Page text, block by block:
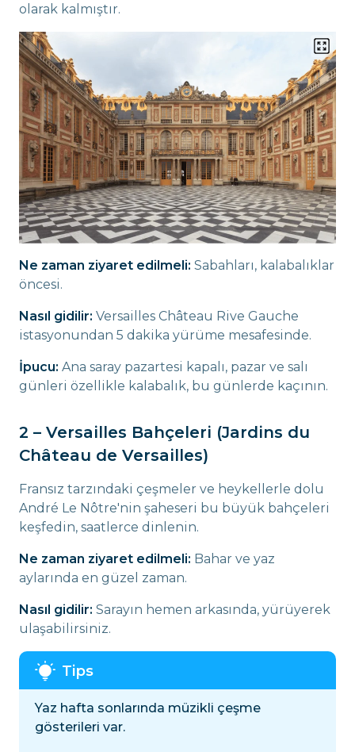
olarak kalmıştır.
Ne zaman ziyaret edilmeli: Sabahları, kalabalıklar
öncesi.
Nasıl gidilir: Versailles Château Rive Gauche
istasyonundan 5 dakika yürüme mesafesinde.
İpucu: Ana saray pazartesi kapalı, pazar ve salı
günleri özellikle kalabalık, bu günlerde kaçının.
2 – Versailles Bahçeleri (Jardins du
Château de Versailles)
Fransız tarzındaki çeşmeler ve heykellerle dolu
André Le Nôtre'nin şaheseri bu büyük bahçeleri
keşfedin, saatlerce dinlenin.
Ne zaman ziyaret edilmeli: Bahar ve yaz
aylarında en güzel zaman.
Nasıl gidilir: Sarayın hemen arkasında, yürüyerek
ulaşabilirsiniz.
Yaz hafta sonlarında müzikli çeşme
gösterileri var.